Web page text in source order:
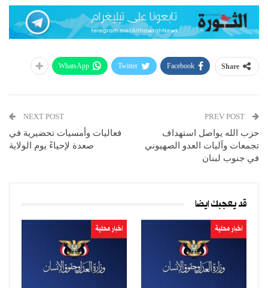
Share
Facebook
Twitter
WhatsApp
حزب الله يواصل استهداف
تجمعات وآليات العدو الصهيوني
في جنوب لبنان
NEXT POST
فعاليات وأمسيات تحضيرية في
صعدة لإحياءً يوم الولاية
قد يعجبك ايضا
اخبار محلية اخبار محلية